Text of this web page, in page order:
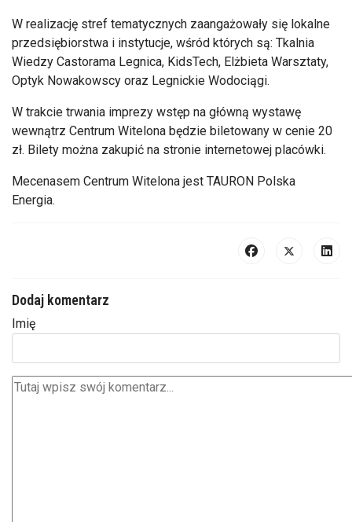
W realizację stref tematycznych zaangażowały się lokalne
przedsiębiorstwa i instytucje, wśród których są: Tkalnia
Wiedzy Castorama Legnica, KidsTech, Elżbieta Warsztaty,
Optyk Nowakowscy oraz Legnickie Wodociągi.
W trakcie trwania imprezy wstęp na główną wystawę
wewnątrz Centrum Witelona będzie biletowany w cenie 20
zł. Bilety można zakupić na stronie internetowej placówki.
Mecenasem Centrum Witelona jest TAURON Polska
Energia.
Dodaj komentarz
Imię